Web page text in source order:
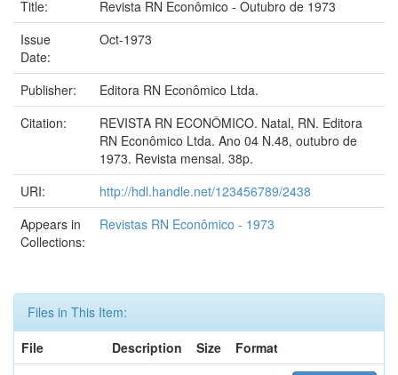
Title:
Revista RN Econômico - Outubro de 1973
Issue
Date:
Oct-1973
Publisher:
Editora RN Econômico Ltda.
Citation:
REVISTA RN ECONÔMICO. Natal, RN. Editora
RN Econômico Ltda. Ano 04 N.48, outubro de
1973. Revista mensal. 38p.
URI:
http://hdl.handle.net/123456789/2438
Appears in
Collections:
Revistas RN Econômico - 1973
Files in This Item:
File
Description Size
Format